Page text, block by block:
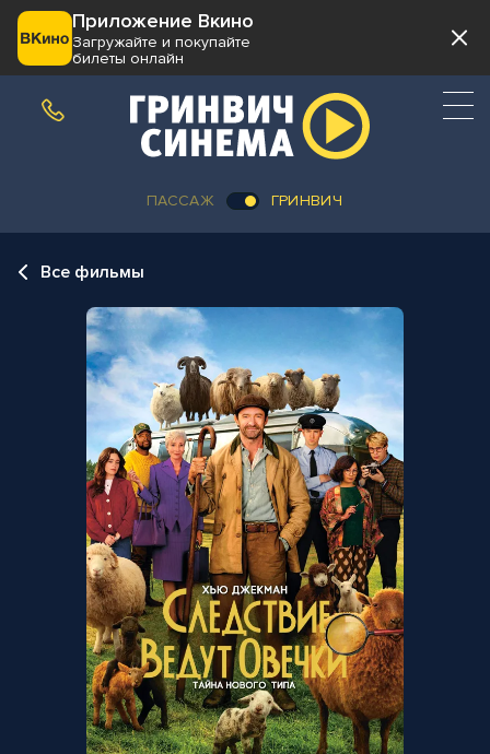
Приложение Вкино
Загружайте и покупайте
билеты онлайн
ПАССАЖ ГРИНВИЧ
Все фильмы